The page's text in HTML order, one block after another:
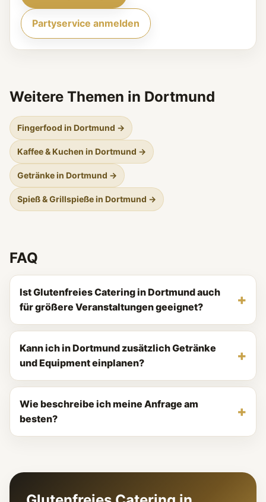
Partyservice anmelden
Weitere Themen in Dortmund
Fingerfood in Dortmund →
Kaffee & Kuchen in Dortmund →
Getränke in Dortmund →
Spieß & Grillspieße in Dortmund →
FAQ
Ist Glutenfreies Catering in Dortmund auch
für größere Veranstaltungen geeignet?
Kann ich in Dortmund zusätzlich Getränke
und Equipment einplanen?
Wie beschreibe ich meine Anfrage am
besten?